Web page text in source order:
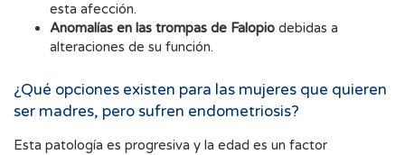
esta afección.
Anomalías en las trompas de Falopio debidas a
alteraciones de su función.
¿Qué opciones existen para las mujeres que quieren
ser madres, pero sufren endometriosis?
Esta patología es progresiva y la edad es un factor